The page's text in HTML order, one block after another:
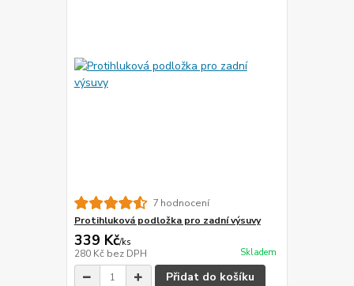
7 hodnocení
Protihluková podložka pro zadní výsuvy
339 Kč/ks
280 Kč bez DPH Skladem
Přidat do košíku